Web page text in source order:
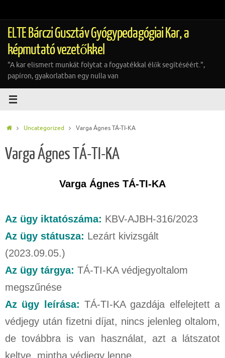
tartalomra
ELTE Bárczi Gusztáv Gyógypedagógiai Kar, a
képmutató vezetőkkel
"A kar elismert munkát folytat a fogyatékkal élők segítéséért.",
papíron, gyakorlatban egy nulla van
HomeUncategorized Varga Ágnes TÁ-TI-KA
Varga Ágnes TÁ-TI-KA
Varga Ágnes TÁ-TI-KA
Az ügy iktatószáma: KBV-AJBH-316/2023
Az ügy státusza: Lezárt kivizsgált
(2023.09.05.)
Az ügy tárgya: TÁ-TI-KA védjegyoltalom
megszűnése
Az ügy leírása: TÁ-TI-KA gazdája elfelejtett a
védjegy után fizetni díjat, nincs jelenleg oltalom,
de továbbra is van használat, azt a látszatot
keltve, mintha védjegy lenne.